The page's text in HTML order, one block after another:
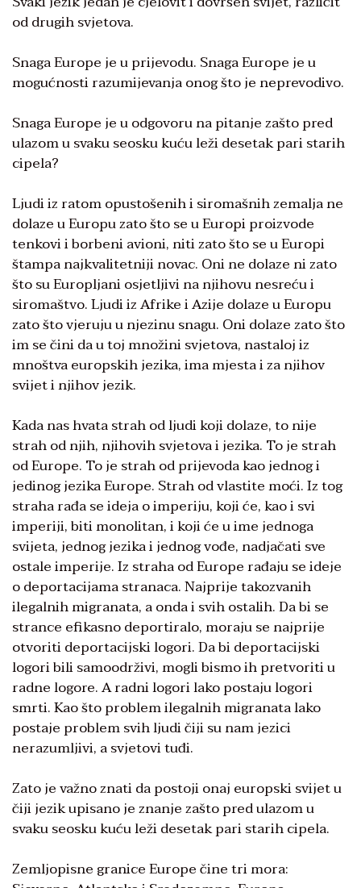
od drugih svjetova.
Snaga Europe je u prijevodu. Snaga Europe je u
mogućnosti razumijevanja onog što je neprevodivo.
Snaga Europe je u odgovoru na pitanje zašto pred
ulazom u svaku seosku kuću leži desetak pari starih
cipela?
Ljudi iz ratom opustošenih i siromašnih zemalja ne
dolaze u Europu zato što se u Europi proizvode
tenkovi i borbeni avioni, niti zato što se u Europi
štampa najkvalitetniji novac. Oni ne dolaze ni zato
što su Europljani osjetljivi na njihovu nesreću i
siromaštvo. Ljudi iz Afrike i Azije dolaze u Europu
zato što vjeruju u njezinu snagu. Oni dolaze zato što
im se čini da u toj množini svjetova, nastaloj iz
mnoštva europskih jezika, ima mjesta i za njihov
svijet i njihov jezik.
Kada nas hvata strah od ljudi koji dolaze, to nije
strah od njih, njihovih svjetova i jezika. To je strah
od Europe. To je strah od prijevoda kao jednog i
jedinog jezika Europe. Strah od vlastite moći. Iz tog
straha rađa se ideja o imperiju, koji će, kao i svi
imperiji, biti monolitan, i koji će u ime jednoga
svijeta, jednog jezika i jednog vođe, nadjačati sve
ostale imperije. Iz straha od Europe rađaju se ideje
o deportacijama stranaca. Najprije takozvanih
ilegalnih migranata, a onda i svih ostalih. Da bi se
strance efikasno deportiralo, moraju se najprije
otvoriti deportacijski logori. Da bi deportacijski
logori bili samoodrživi, mogli bismo ih pretvoriti u
radne logore. A radni logori lako postaju logori
smrti. Kao što problem ilegalnih migranata lako
postaje problem svih ljudi čiji su nam jezici
nerazumljivi, a svjetovi tuđi.
Zato je važno znati da postoji onaj europski svijet u
čiji jezik upisano je znanje zašto pred ulazom u
svaku seosku kuću leži desetak pari starih cipela.
Zemljopisne granice Europe čine tri mora: